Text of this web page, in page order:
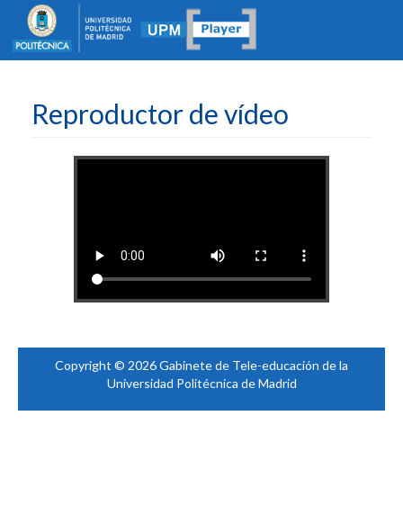
Reproductor de vídeo
Copyright © 2026 Gabinete de Tele-educación de la
Universidad Politécnica de Madrid